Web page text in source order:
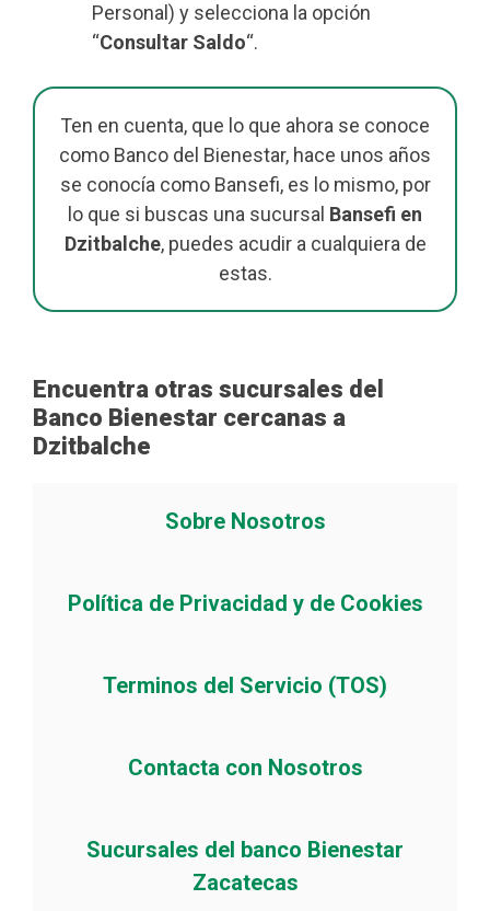
Personal) y selecciona la opción
“Consultar Saldo“.
Ten en cuenta, que lo que ahora se conoce
como Banco del Bienestar, hace unos años
se conocía como Bansefi, es lo mismo, por
lo que si buscas una sucursal Bansefi en
Dzitbalche, puedes acudir a cualquiera de
estas.
Encuentra otras sucursales del
Banco Bienestar cercanas a
Dzitbalche
Sobre Nosotros
Política de Privacidad y de Cookies
Terminos del Servicio (TOS)
Contacta con Nosotros
Sucursales del banco Bienestar
Zacatecas